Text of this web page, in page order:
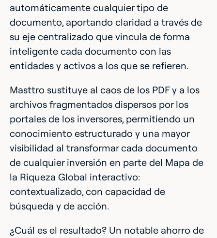
automáticamente cualquier tipo de
documento, aportando claridad a través de
su eje centralizado que vincula de forma
inteligente cada documento con las
entidades y activos a los que se refieren.
Masttro sustituye al caos de los PDF y a los
archivos fragmentados dispersos por los
portales de los inversores, permitiendo un
conocimiento estructurado y una mayor
visibilidad al transformar cada documento
de cualquier inversión en parte del Mapa de
la Riqueza Global interactivo:
contextualizado, con capacidad de
búsqueda y de acción.
¿Cuál es el resultado? Un notable ahorro de